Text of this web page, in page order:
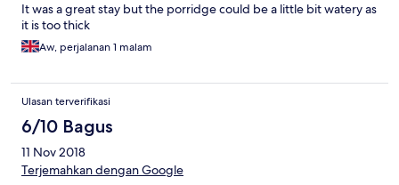
It was a great stay but the porridge could be a little bit watery as
it is too thick
Aw, perjalanan 1 malam
Ulasan terverifikasi
6/10 Bagus
11 Nov 2018
Terjemahkan dengan Google